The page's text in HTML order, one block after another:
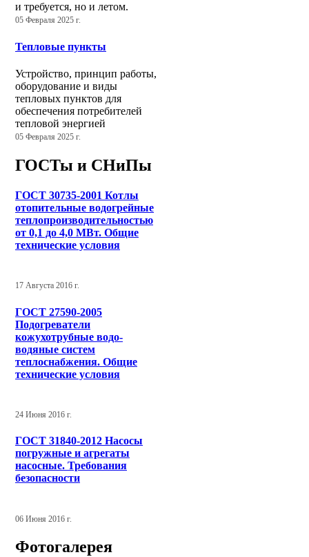
и требуется, но и летом.
05 Февраля 2025 г.
Тепловые пункты
Устройство, принцип работы,
оборудование и виды
тепловых пунктов для
обеспечения потребителей
тепловой энергией
05 Февраля 2025 г.
ГОСТы и СНиПы
ГОСТ 30735-2001 Котлы
отопительные водогрейные
теплопроизводительностью
от 0,1 до 4,0 МВт. Общие
технические условия
17 Августа 2016 г.
ГОСТ 27590-2005
Подогреватели
кожухотрубные водо-
водяные систем
теплоснабжения. Общие
технические условия
24 Июня 2016 г.
ГОСТ 31840-2012 Насосы
погружные и агрегаты
насосные. Требования
безопасности
06 Июня 2016 г.
Фотогалерея